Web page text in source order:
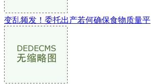
变乱频发！委托出产若何确保食物质量平